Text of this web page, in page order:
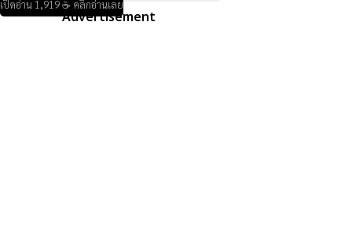
เปิดอ่าน 1,919 ☕ คลิกอ่านเลย
Advertisement